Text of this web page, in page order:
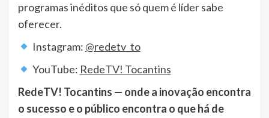
programas inéditos que só quem é líder sabe
oferecer.
Instagram: @redetv_to
YouTube: RedeTV! Tocantins
RedeTV! Tocantins — onde a inovação encontra
o sucesso e o público encontra o que há de